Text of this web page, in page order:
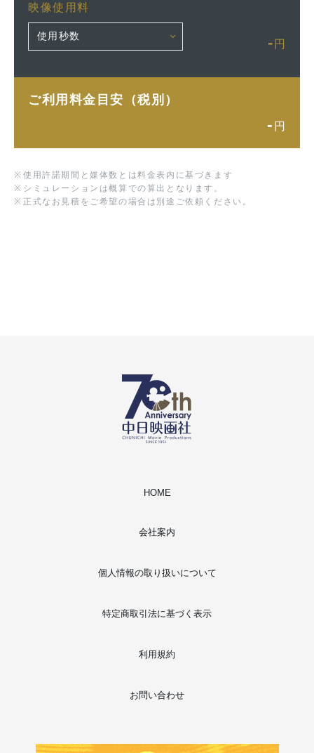
映像使用料
- 円
ご利用料金目安（税別）
- 円
※ 使用許諾期間と媒体数とは料金表内に基づきます
※ シミュレーションは概算での算出となります。
※ 正式なお見積をご希望の場合は別途ご依頼ください。
HOME
会社案内
個人情報の取り扱いについて
特定商取引法に基づく表示
利用規約
お問い合わせ